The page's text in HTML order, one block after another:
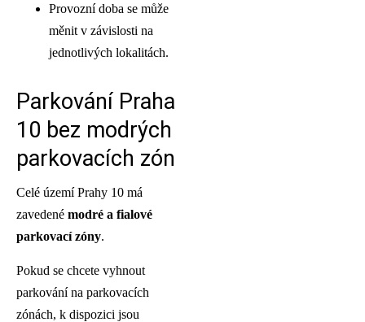
Provozní doba se může
měnit v závislosti na
jednotlivých lokalitách.
Parkování Praha
10 bez modrých
parkovacích zón
Celé území Prahy 10 má
zavedené modré a fialové
parkovací zóny.
Pokud se chcete vyhnout
parkování na parkovacích
zónách, k dispozici jsou